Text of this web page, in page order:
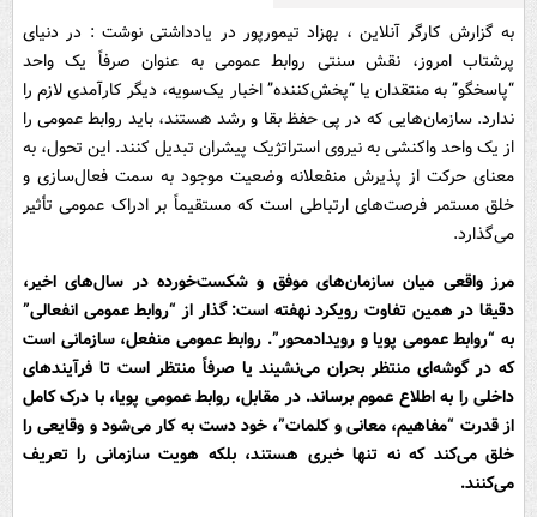
به گزارش کارگر آنلاین ، بهزاد تیمورپور در یادداشتی نوشت : در دنیای
پرشتاب امروز، نقش سنتی روابط عمومی به عنوان صرفاً یک واحد
“پاسخگو” به منتقدان یا “پخش‌کننده” اخبار یک‌سویه، دیگر کارآمدی لازم را
ندارد. سازمان‌هایی که در پی حفظ بقا و رشد هستند، باید روابط عمومی را
از یک واحد واکنشی به نیروی استراتژیک پیشران تبدیل کنند. این تحول، به
معنای حرکت از پذیرش منفعلانه وضعیت موجود به سمت فعال‌سازی و
خلق مستمر فرصت‌های ارتباطی است که مستقیماً بر ادراک عمومی تأثیر
می‌گذارد.
مرز واقعی میان سازمان‌های موفق و شکست‌خورده در سال‌های اخیر،
دقیقا در همین تفاوت رویکرد نهفته است: گذار از “روابط عمومی انفعالی”
به “روابط عمومی پویا و رویدادمحور”. روابط عمومی منفعل، سازمانی است
که در گوشه‌ای منتظر بحران می‌نشیند یا صرفاً منتظر است تا فرآیندهای
داخلی را به اطلاع عموم برساند. در مقابل، روابط عمومی پویا، با درک کامل
از قدرت “مفاهیم، معانی و کلمات”، خود دست به کار می‌شود و وقایعی را
خلق می‌کند که نه تنها خبری هستند، بلکه هویت سازمانی را تعریف
می‌کنند.